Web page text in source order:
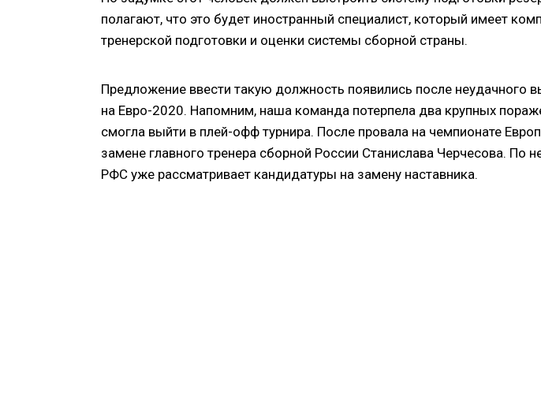
полагают, что это будет иностранный специалист, который имеет
тренерской подготовки и оценки системы сборной страны.
Предложение ввести такую должность появились после неудачного
на Евро-2020. Напомним, наша команда потерпела два крупных
смогла выйти в плей-офф турнира. После провала на чемпионате
замене главного тренера сборной России Станислава Черчесова.
РФС уже рассматривает кандидатуры на замену наставника.